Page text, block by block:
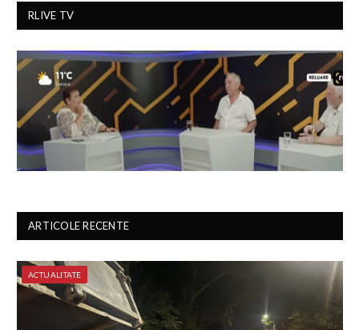
RLIVE TV
ARTICOLE RECENTE
ACTUALITATE